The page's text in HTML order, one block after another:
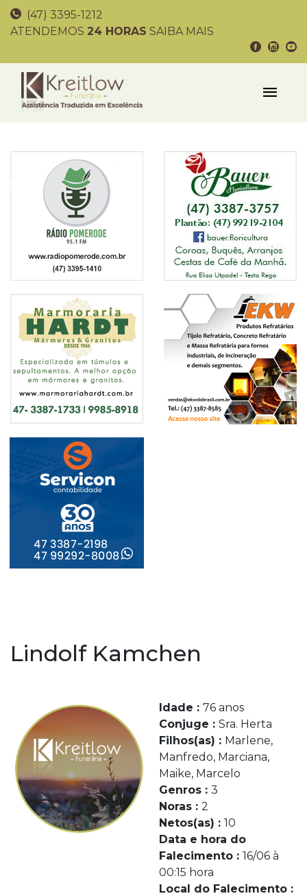
(47) 3395-1212
ATENDEMOS 24 HORAS SAIBA MAIS
Lindolf Kamchen
Idade : 76 anos
Conjuge : Sra. Herta
Filhos(as) : Marlene,
Manfredo, Marciana,
Maike, Marcelo
Genros : 3
Noras : 2
Netos(as) : 10
Data e hora do
Falecimento : 16/06 à
00:15 hora
Local do Falecimento :